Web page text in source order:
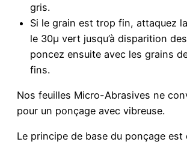
gris.
Si le grain est trop fin, attaquez
le 30µ vert jusqu’à disparition
poncez ensuite avec les grains
fins.
Nos feuilles Micro-Abrasives ne
pour un ponçage avec vibreuse.
Le principe de base du ponçage est